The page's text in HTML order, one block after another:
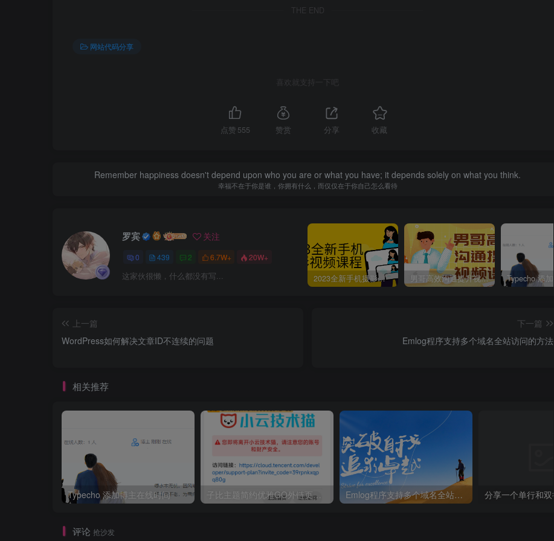
THE END
网站代码分享
喜欢就支持一下吧
点赞 555 赞赏 分享 收藏
Remember happiness doesn't depend upon who you are or what you have; it depends solely on what you think.
幸福不在于你是谁，你拥有什么，而仅仅在于你自己怎么看待
罗宾 关注
0 439 2 6.7W+ 20W+
这家伙很懒，什么都没有写... 2023全新手机摄影视频课程 男哥高效沟通提升视频课程
上一篇
WordPress如何解决文章ID不连续的问题
下一篇
Emlog程序支持多个域名全站访问的方法
相关推荐
Typecho 添加博主在线时间 子比主题简约优雅GO外链页面[子比教程] Emlog程序支持多个域名全站访问的方法
评论 抢沙发